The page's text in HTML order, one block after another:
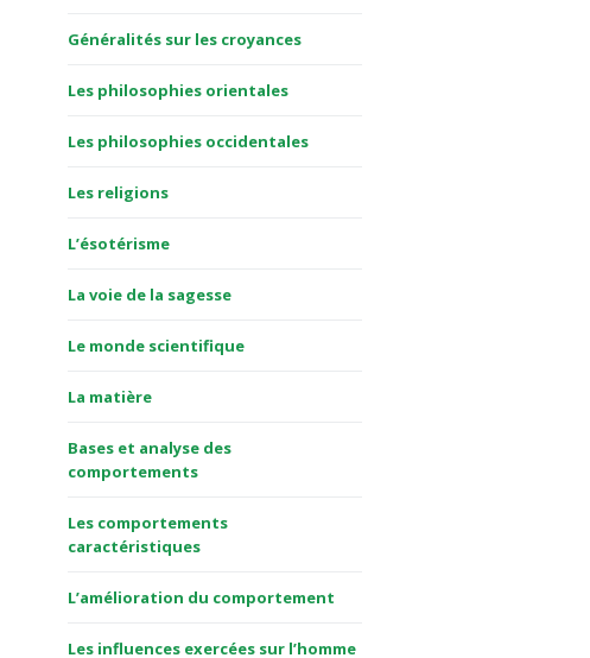
Généralités sur les croyances
Les philosophies orientales
Les philosophies occidentales
Les religions
L’ésotérisme
La voie de la sagesse
Le monde scientifique
La matière
Bases et analyse des
comportements
Les comportements
caractéristiques
L’amélioration du comportement
Les influences exercées sur l’homme